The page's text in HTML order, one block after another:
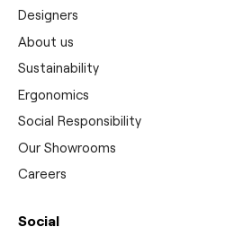
Designers
About us
Sustainability
Ergonomics
Social Responsibility
Our Showrooms
Careers
Social